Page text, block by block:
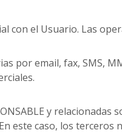
con el Usuario. Las
por email, fax, SMS,
y
este caso, los terceros